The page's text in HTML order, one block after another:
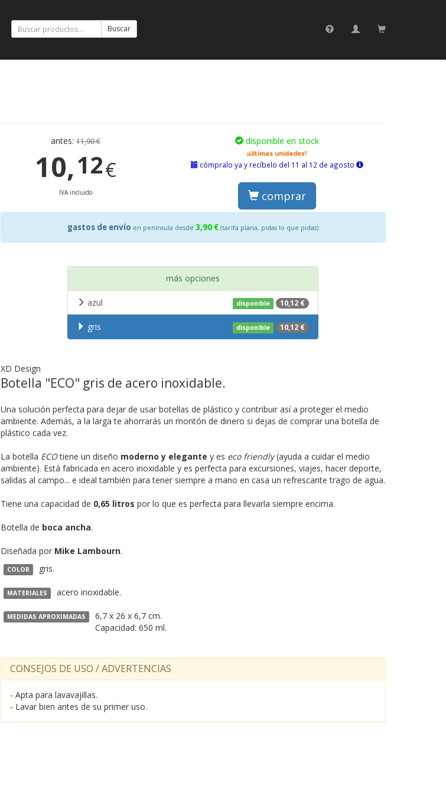
Buscar
antes:11,90 €
10,12€
IVA incluido
disponible en stock
¡últimas unidades!
cómpralo ya y recíbelo del 11 al 12 de agosto
comprar
gastos de envío en península desde 3,90 € (tarifa plana, pidas lo que pidas)
más opciones
disponible 10,12 €
azul
disponible 10,12 €
gris
XD Design
Botella "ECO" gris de acero inoxidable.
Una solución perfecta para dejar de usar botellas de plástico y contribuir así a proteger el medio
ambiente. Además, a la larga te ahorrarás un montón de dinero si dejas de comprar una botella de
plástico cada vez.
La botella ECOtiene un diseño moderno y elegante y es eco friendly(ayuda a cuidar el medio
ambiente). Está fabricada en acero inoxidable y es perfecta para excursiones, viajes, hacer deporte,
salidas al campo... e ideal también para tener siempre a mano en casa un refrescante trago de agua.
Tiene una capacidad de 0,65 litros por lo que es perfecta para llevarla siempre encima.
Botella de boca ancha.
Diseñada por Mike Lambourn.
COLOR gris.
MATERIALES acero inoxidable.
MEDIDAS APROXIMADAS
6,7 x 26 x 6,7 cm.
Capacidad: 650 ml.
CONSEJOS DE USO / ADVERTENCIAS
- Apta para lavavajillas.
- Lavar bien antes de su primer uso.